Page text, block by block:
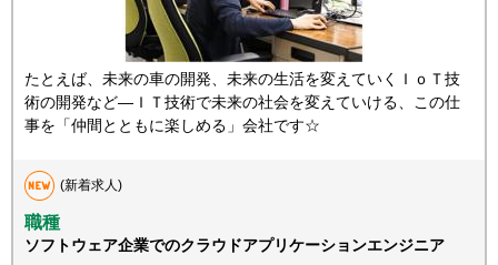
たとえば、未来の車の開発、未来の生活を変えていくＩｏＴ技
術の開発など―ＩＴ技術で未来の社会を変えていける、この仕
事を「仲間とともに楽しめる」会社です☆
(新着求人)
職種
ソフトウェア企業でのクラウドアプリケーションエンジニア